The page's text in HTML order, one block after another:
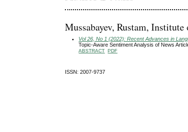
Mussabayev, Rustam,
Vol 26, No 1 (2022): Recent Advances in
Topic-Aware Sentiment Analysis of News
ABSTRACT PDF
ISSN: 2007-9737